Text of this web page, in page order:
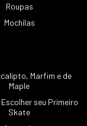
Roupas
Mochilas
Marfim e de
Maple
seu Primeiro
Skate